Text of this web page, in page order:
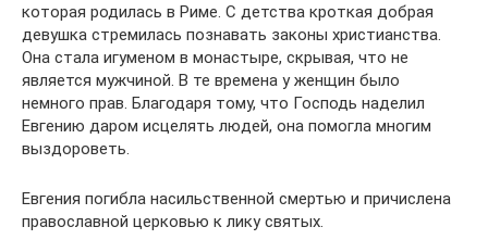
которая родилась в Риме. С детства кроткая добрая
девушка стремилась познавать законы христианства.
Она стала игуменом в монастыре, скрывая, что не
является мужчиной. В те времена у женщин было
немного прав. Благодаря тому, что Господь наделил
Евгению даром исцелять людей, она помогла многим
выздороветь.
Евгения погибла насильственной смертью и причислена
православной церковью к лику святых.